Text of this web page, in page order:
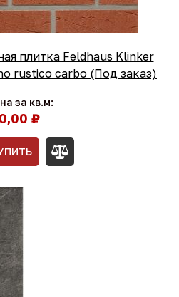
плитка Feldhaus Klinker
rustico carbo (Под заказ)
за кв.м:
0,00 ₽